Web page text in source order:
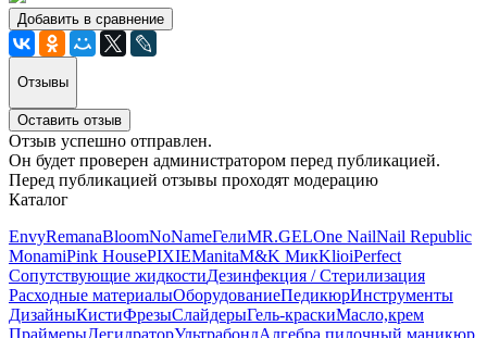
Добавить в сравнение
Отзывы
Оставить отзыв
Отзыв успешно отправлен.
Он будет проверен администратором перед публикацией.
Перед публикацией отзывы проходят модерацию
Каталог
EnvyRemanaBloomNoNameГелиMR.GELOne NailNail Republic
MonamiPink HousePIXIEManitaM&K МикKlioiPerfect
Сопутствующие жидкостиДезинфекция / Стерилизация
Расходные материалыОборудованиеПедикюрИнструменты
ДизайныКистиФрезыСлайдерыГель-краскиМасло,крем
ПраймерыДегидраторУльтрабондАлгебра пилочный маникюр